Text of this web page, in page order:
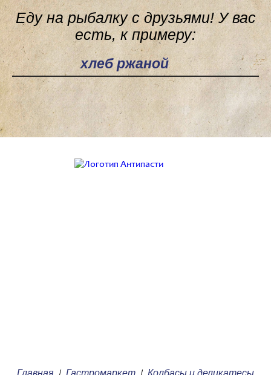
Еду на рыбалку с друзьями! У вас
есть, к примеру:
Поле поиска
Главная Гастромаркет Колбасы и деликатесы